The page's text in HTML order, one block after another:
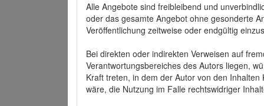
Alle Angebote sind freibleibend und
oder das gesamte Angebot ohne gesonderte
Veröffentlichung zeitweise oder endgültig
Bei direkten oder indirekten Verweisen auf
Verantwortungsbereiches des Autors liegen,
Kraft treten, in dem der Autor von den
wäre, die Nutzung im Falle rechtswidriger